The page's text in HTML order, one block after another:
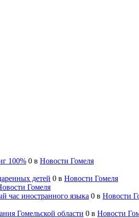
100% 0 в Новости Гомеля
детей 0 в Новости Гомеля
Гомеля
час иностранного языка 0 в Новости
Гомельской области 0 в Новости